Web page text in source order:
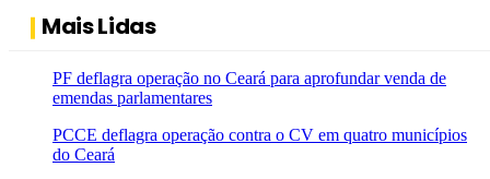
Mais Lidas
PF deflagra operação no Ceará para aprofundar venda de
emendas parlamentares
PCCE deflagra operação contra o CV em quatro municípios
do Ceará